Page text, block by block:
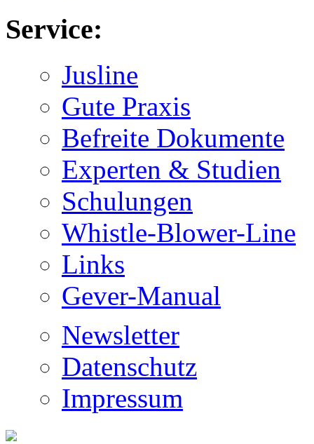
Service:
Jusline
Gute Praxis
Befreite Dokumente
Experten & Studien
Schulungen
Whistle-Blower-Line
Links
Gever-Manual
Newsletter
Datenschutz
Impressum